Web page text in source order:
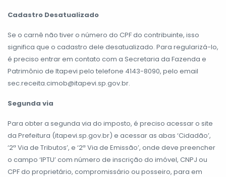
Cadastro Desatualizado
Se o carnê não tiver o número do CPF do contribuinte, isso
significa que o cadastro dele desatualizado. Para regularizá-lo,
é preciso entrar em contato com a Secretaria da Fazenda e
Patrimônio de Itapevi pelo telefone 4143-8090, pelo email
sec.receita.cimob@itapevi.sp.gov.br.
Segunda via
Para obter a segunda via do imposto, é preciso acessar o site
da Prefeitura (itapevi.sp.gov.br) e acessar as abas ‘Cidadão’,
‘2ª Via de Tributos’, e ‘2ª Via de Emissão’, onde deve preencher
o campo ‘IPTU’ com número de inscrição do imóvel, CNPJ ou
CPF do proprietário, compromissário ou posseiro, para em